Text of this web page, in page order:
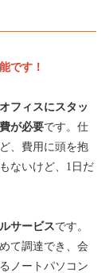
です！
オフィスにスタッ
が必要です。仕
、費用に頭を抱
ないけど、1日だ
サービスです。
て調達でき、会
ノートパソコン